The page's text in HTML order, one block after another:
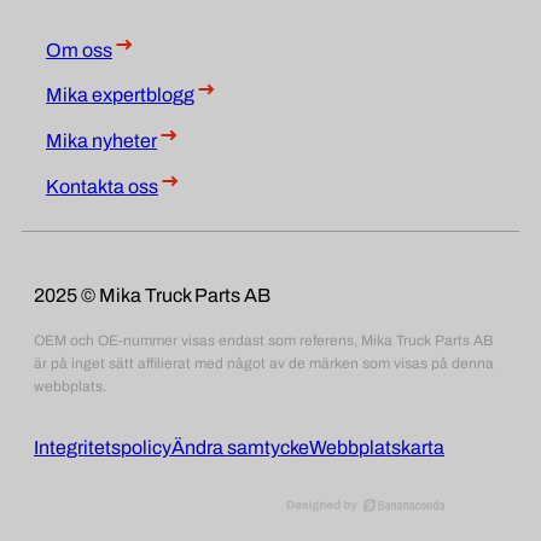
Om oss
Mika expertblogg
Mika nyheter
Kontakta oss
2025 © Mika Truck Parts AB
OEM och OE-nummer visas endast som referens, Mika Truck Parts AB
är på inget sätt affilierat med något av de märken som visas på denna
webbplats.
IntegritetspolicyÄndra samtyckeWebbplatskarta